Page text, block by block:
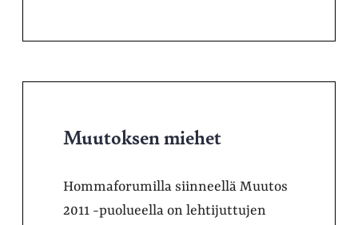
Muutoksen miehet
Hommaforumilla siinneellä Muutos
2011 -puolueella on lehtijuttujen